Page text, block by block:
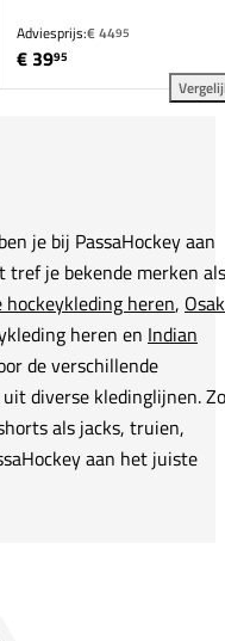
Boxy Shirt toevoegen aan
Adviesprijs:€ 4495
€ 3995
je bij PassaHockey aan
tref je bekende merken als
hockeykleding heren,
heren en Indian
de verschillende
diverse kledinglijnen. Zo
als jacks, truien,
aan het juiste